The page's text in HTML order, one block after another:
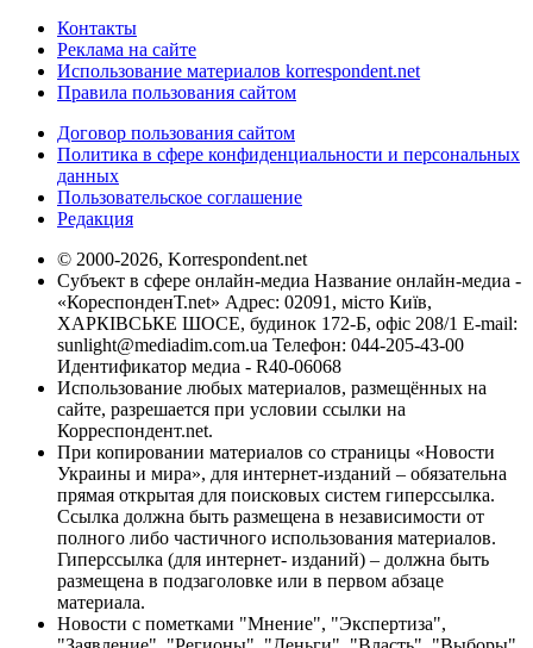
Контакты
Реклама на сайте
Использование материалов korrespondent.net
Правила пользования сайтом
Договор пользования сайтом
Политика в сфере конфиденциальности и персональных
данных
Пользовательское соглашение
Редакция
© 2000-2026, Korrespondent.net
Субъект в сфере онлайн-медиа Название онлайн-медиа -
«КореспонденТ.net» Адрес: 02091, місто Київ,
ХАРКІВСЬКЕ ШОСЕ, будинок 172-Б, офіс 208/1 E-mail:
sunlight@mediadim.com.ua Телефон: 044-205-43-00
Идентификатор медиа - R40-06068
Использование любых материалов, размещённых на
сайте, разрешается при условии ссылки на
Корреспондент.net.
При копировании материалов со страницы «Новости
Украины и мира», для интернет-изданий – обязательна
прямая открытая для поисковых систем гиперссылка.
Ссылка должна быть размещена в независимости от
полного либо частичного использования материалов.
Гиперссылка (для интернет- изданий) – должна быть
размещена в подзаголовке или в первом абзаце
материала.
Новости с пометками "Мнение", "Экспертиза",